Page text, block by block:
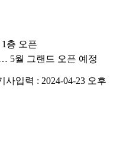
층 오픈
5월 그랜드 오픈 예정
사입력 : 2024-04-23 오후